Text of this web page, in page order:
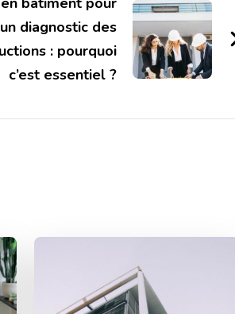
un diagnostic des
: pourquoi
c’est essentiel ?